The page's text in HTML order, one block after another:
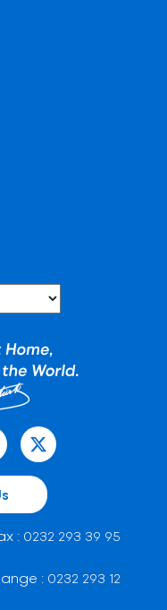
: 0232 293 39 95
: 0232 293 12